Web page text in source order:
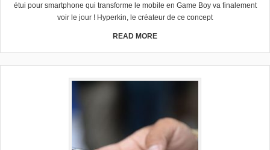
étui pour smartphone qui transforme le mobile en Game Boy va finalement
voir le jour ! Hyperkin, le créateur de ce concept
READ MORE